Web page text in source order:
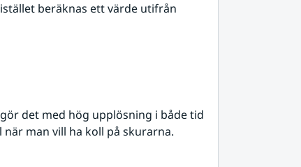
beräknas ett värde utifrån
det med hög upplösning i både tid
man vill ha koll på skurarna.